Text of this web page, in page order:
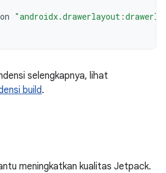
selengkapnya, lihat
build.
meningkatkan kualitas Jetpack.